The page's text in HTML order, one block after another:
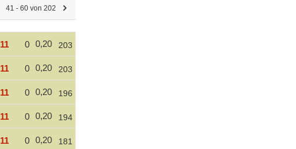
41 - 60 von 202
11 0 0,20 203
11 0 0,20 203
11 0 0,20 196
11 0 0,20 194
11 0 0,20 181